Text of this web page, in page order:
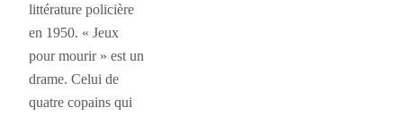
littérature policière
en 1950. « Jeux
pour mourir » est un
drame. Celui de
quatre copains qui